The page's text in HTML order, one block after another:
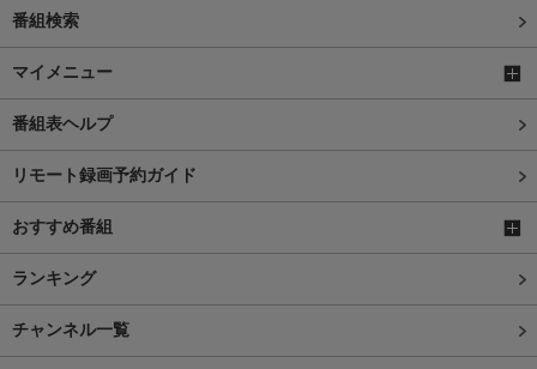
番組検索
マイメニュー
番組表ヘルプ
リモート録画予約ガイド
おすすめ番組
ランキング
チャンネル一覧